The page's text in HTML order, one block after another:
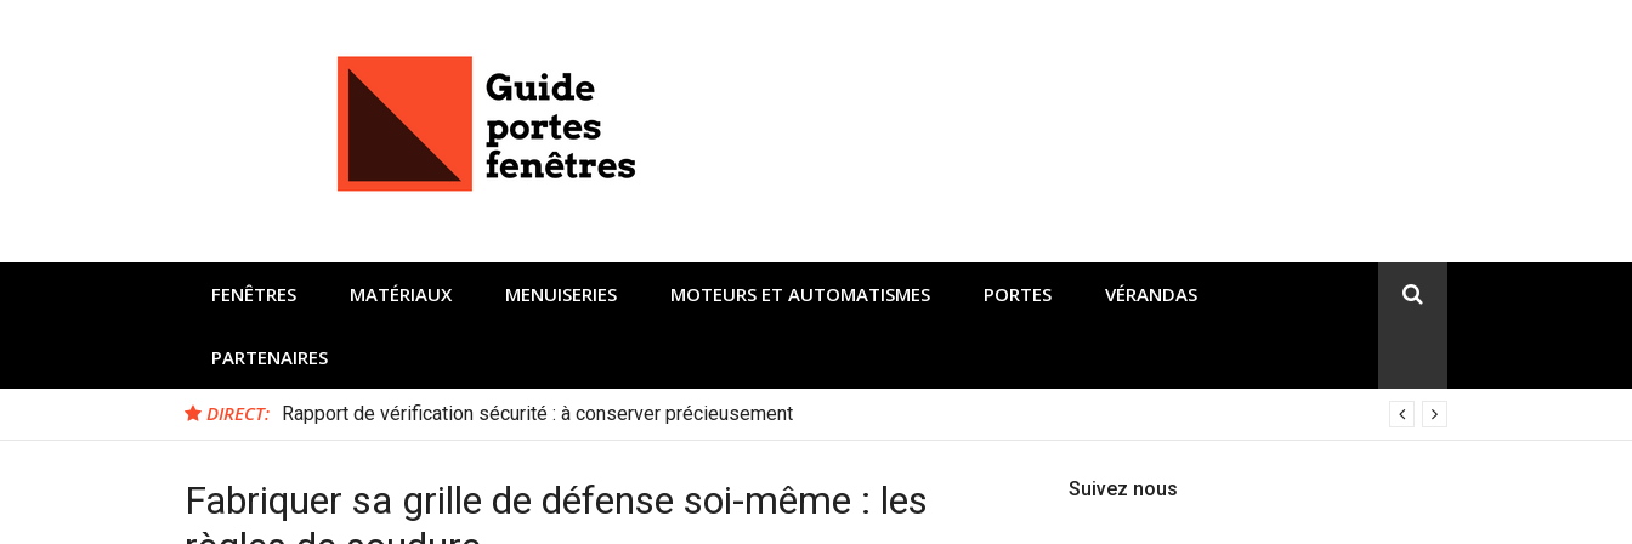
FENÊTRES MATÉRIAUX MENUISERIES MOTEURS ET AUTOMATISMES PORTES VÉRANDAS
PARTENAIRES
DIRECT: Rapport de vérification sécurité : à conserver précieusement
Fabriquer sa grille de défense soi-même : les
Suivez nous